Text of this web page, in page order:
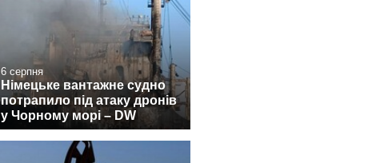
6 серпня
Німецьке вантажне судно
потрапило під атаку дронів
у Чорному морі – DW